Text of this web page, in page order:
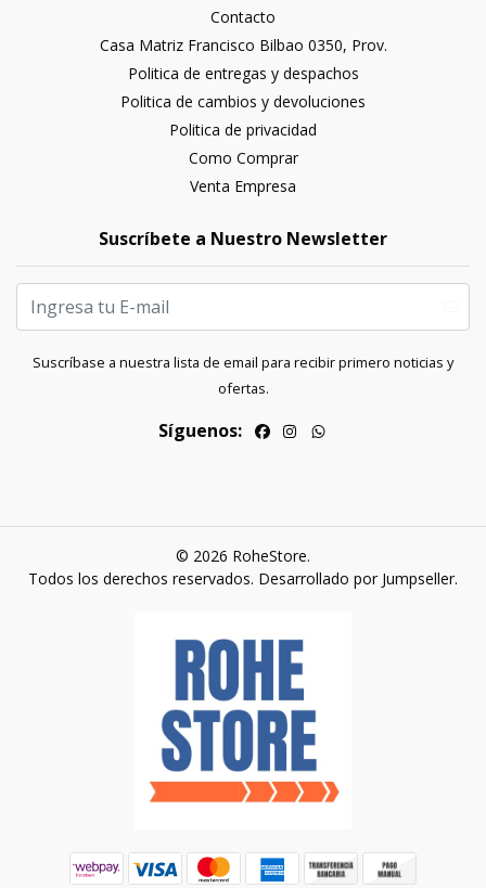
Contacto
Casa Matriz Francisco Bilbao 0350, Prov.
Politica de entregas y despachos
Politica de cambios y devoluciones
Politica de privacidad
Como Comprar
Venta Empresa
Suscríbete a Nuestro Newsletter
Suscríbase a nuestra lista de email para recibir primero noticias y
ofertas.
Síguenos:
© 2026 RoheStore.
Todos los derechos reservados. Desarrollado por Jumpseller.